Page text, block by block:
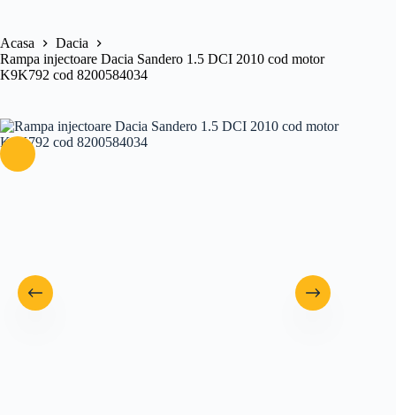
Acasa
Dacia
Rampa injectoare Dacia Sandero 1.5 DCI 2010 cod motor
K9K792 cod 8200584034